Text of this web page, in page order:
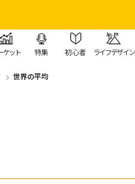
ケット 特集 初心者 ライフデザイン
世界の平均